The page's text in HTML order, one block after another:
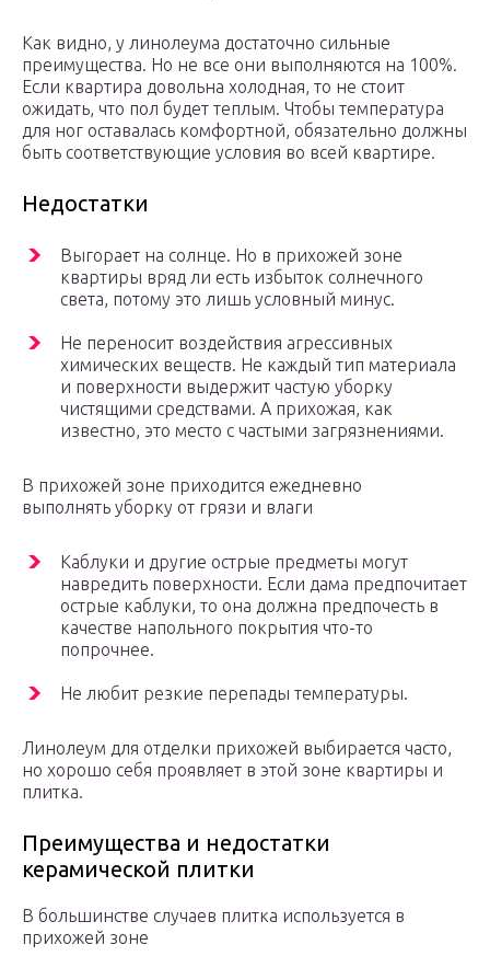
Как видно, у линолеума достаточно сильные
преимущества. Но не все они выполняются на 100%.
Если квартира довольна холодная, то не стоит
ожидать, что пол будет теплым. Чтобы температура
для ног оставалась комфортной, обязательно должны
быть соответствующие условия во всей квартире.
Недостатки
Выгорает на солнце. Но в прихожей зоне
квартиры вряд ли есть избыток солнечного
света, потому это лишь условный минус.
Не переносит воздействия агрессивных
химических веществ. Не каждый тип материала
и поверхности выдержит частую уборку
чистящими средствами. А прихожая, как
известно, это место с частыми загрязнениями.
В прихожей зоне приходится ежедневно
выполнять уборку от грязи и влаги
Каблуки и другие острые предметы могут
навредить поверхности. Если дама предпочитает
острые каблуки, то она должна предпочесть в
качестве напольного покрытия что-то
попрочнее.
Не любит резкие перепады температуры.
Линолеум для отделки прихожей выбирается часто,
но хорошо себя проявляет в этой зоне квартиры и
плитка.
Преимущества и недостатки
керамической плитки
В большинстве случаев плитка используется в
прихожей зоне